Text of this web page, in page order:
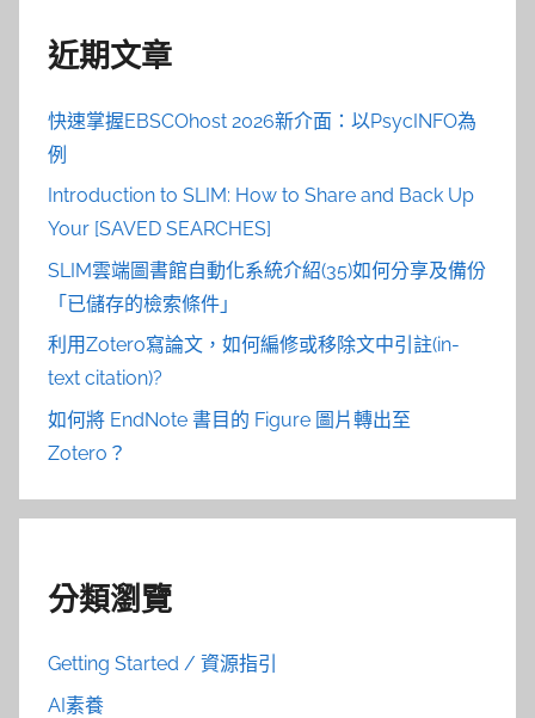
近期文章
快速掌握EBSCOhost 2026新介面：以PsycINFO為
例
Introduction to SLIM: How to Share and Back Up
Your [SAVED SEARCHES]
SLIM雲端圖書館自動化系統介紹(35)如何分享及備份
「已儲存的檢索條件」
利用Zotero寫論文，如何編修或移除文中引註(in-
text citation)?
如何將 EndNote 書目的 Figure 圖片轉出至
Zotero？
分類瀏覽
Getting Started / 資源指引
AI素養